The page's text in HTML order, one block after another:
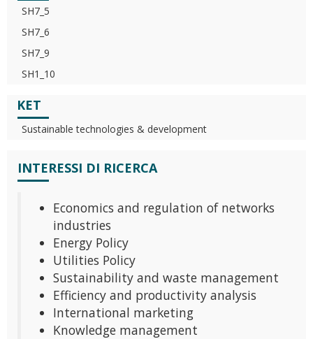
SH7_5
SH7_6
SH7_9
SH1_10
KET
Sustainable technologies & development
INTERESSI DI RICERCA
Economics and regulation of networks
industries
Energy Policy
Utilities Policy
Sustainability and waste management
Efficiency and productivity analysis
International marketing
Knowledge management